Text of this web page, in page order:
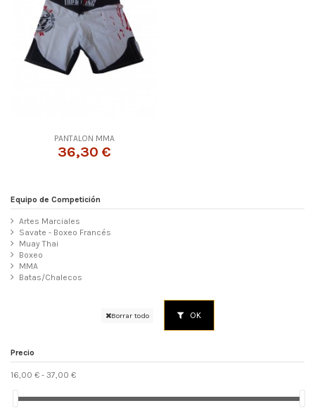
PANTALON MMA
36,30 €
Equipo de Competición
Artes Marciales
Savate - Boxeo Francés
Muay Thai
Boxeo
MMA
Batas/Chalecos
Borrar todo OK
Precio
16,00 € - 37,00 €